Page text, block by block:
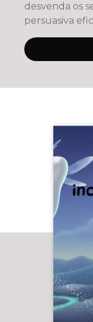
desvenda os
persuasiva
comprovadas